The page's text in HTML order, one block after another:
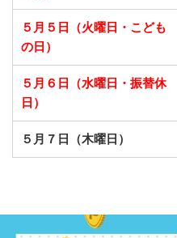
５月５日（火曜日・こども
の日）
５月６日（水曜日・振替休
日）
５月７日（木曜日）